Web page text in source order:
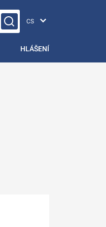
Vyhledávání na webu…
HLÁŠENÍ